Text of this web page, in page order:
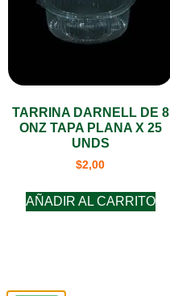
TARRINA DARNELL DE 8
ONZ TAPA PLANA X 25
UNDS
$2,00
AÑADIR AL CARRITO